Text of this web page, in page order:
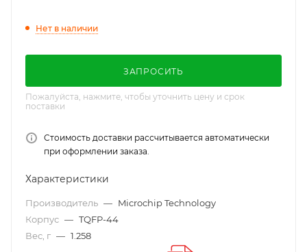
Нет в наличии
ЗАПРОСИТЬ
Пожалуйста, нажмите, чтобы уточнить цену и срок
поставки
Стоимость доставки рассчитывается автоматически
при оформлении заказа.
Характеристики
Производитель — Microchip Technology
Корпус — TQFP-44
Вес, г — 1.258